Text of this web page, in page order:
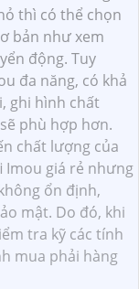
thì có thể chọn
bản như xem
động. Tuy
đa năng, có khả
ghi hình chất
phù hợp hơn.
chất lượng của
Imou giá rẻ nhưng
ổn định,
mật. Do đó, khi
tra kỹ các tính
mua phải hàng